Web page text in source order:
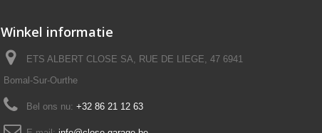
Winkel informatie
ETS ALBERT CLOSE SA, RUE DE LIEGE, 47 6941
Bomal-Sur-Ourthe
Bel ons nu: +32 86 21 12 63